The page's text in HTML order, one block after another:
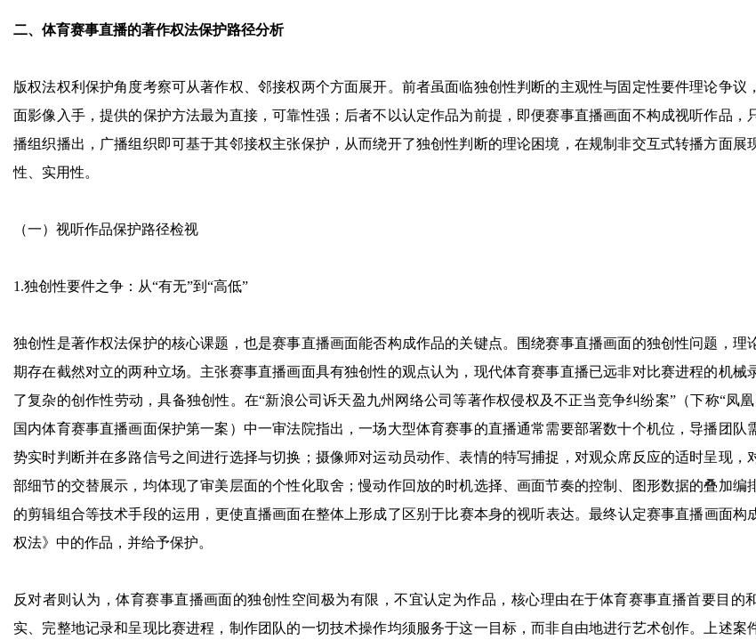
二、体育赛事直播的著作权法保护路径分析
版权法权利保护角度考察可从著作权、邻接权两个方面展开。前者虽面临独创性判断的主观性与固定性要件理论争议
面影像入手，提供的保护方法最为直接，可靠性强；后者不以认定作品为前提，即便赛事直播画面不构成视听作品，
播组织播出，广播组织即可基于其邻接权主张保护，从而绕开了独创性判断的理论困境，在规制非交互式转播方面展
性、实用性。
（一）视听作品保护路径检视
1.独创性要件之争：从“有无”到“高低”
独创性是著作权法保护的核心课题，也是赛事直播画面能否构成作品的关键点。围绕赛事直播画面的独创性问题，理
期存在截然对立的两种立场。主张赛事直播画面具有独创性的观点认为，现代体育赛事直播已远非对比赛进程的机械
了复杂的创作性劳动，具备独创性。在“新浪公司诉天盈九州网络公司等著作权侵权及不正当竞争纠纷案”（下称“凤
国内体育赛事直播画面保护第一案）中一审法院指出，一场大型体育赛事的直播通常需要部署数十个机位，导播团队
势实时判断并在多路信号之间进行选择与切换；摄像师对运动员动作、表情的特写捕捉，对观众席反应的适时呈现，
部细节的交替展示，均体现了审美层面的个性化取舍；慢动作回放的时机选择、画面节奏的控制、图形数据的叠加编
的剪辑组合等技术手段的运用，更使直播画面在整体上形成了区别于比赛本身的视听表达。最终认定赛事直播画面构
权法》中的作品，并给予保护。
反对者则认为，体育赛事直播画面的独创性空间极为有限，不宜认定为作品，核心理由在于体育赛事直播首要目的
实、完整地记录和呈现比赛进程，制作团队的一切技术操作均须服务于这一目标，而非自由地进行艺术创作。上述案